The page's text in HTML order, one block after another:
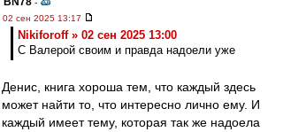
-
02 сен 2025 13:17
Nikiforoff » 02 сен 2025 13:00
С Валерой своим и правда надоели уже
Денис, книга хороша тем, что каждый здесь
может найти то, что интересно лично ему. И
каждый имеет тему, которая так же надоела